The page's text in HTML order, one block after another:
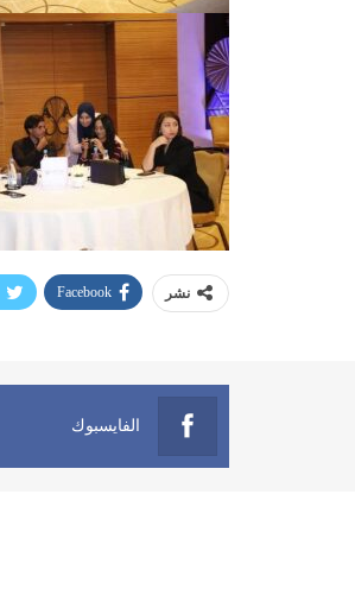
نشر Facebook
الفايسبوك